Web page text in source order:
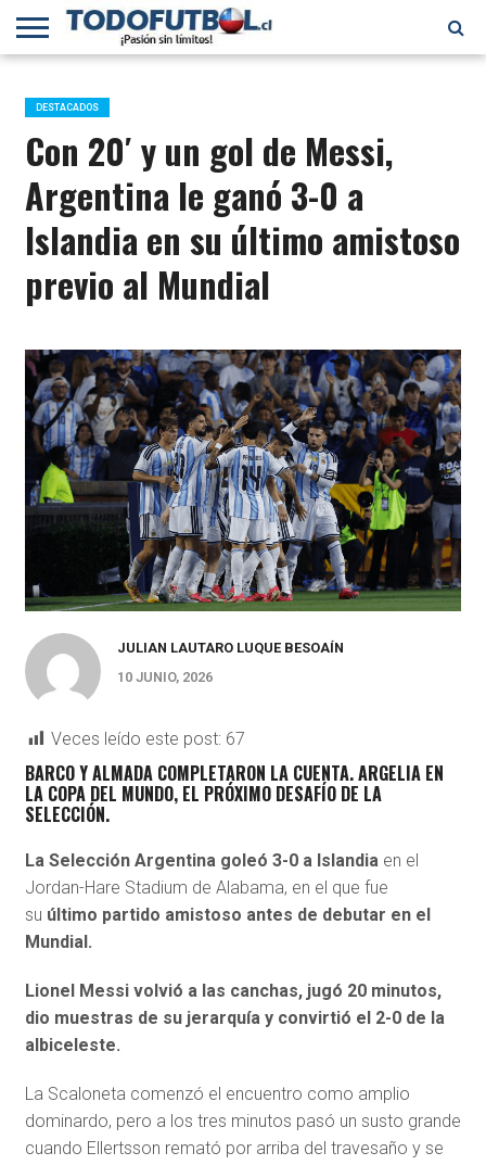
PRIMERA
B
SELECCIÓN
CHILENA
CHILENOS
EN EL
MUNDO
FÚTBOL
INTERNACIONAL
DESTACADOS
Con 20′ y un gol de Messi,
Argentina le ganó 3-0 a
Islandia en su último amistoso
previo al Mundial
JULIAN LAUTARO LUQUE BESOAÍN
10 JUNIO, 2026
Veces leído este post: 67
BARCO Y ALMADA COMPLETARON LA CUENTA. ARGELIA EN
LA COPA DEL MUNDO, EL PRÓXIMO DESAFÍO DE LA
SELECCIÓN.
La Selección Argentina goleó 3-0 a Islandia en el
Jordan-Hare Stadium de Alabama, en el que fue
su último partido amistoso antes de debutar en el
Mundial.
Lionel Messi volvió a las canchas, jugó 20 minutos,
dio muestras de su jerarquía y convirtió el 2-0 de la
albiceleste.
La Scaloneta comenzó el encuentro como amplio
dominardo, pero a los tres minutos pasó un susto grande
cuando Ellertsson remató por arriba del travesaño y se